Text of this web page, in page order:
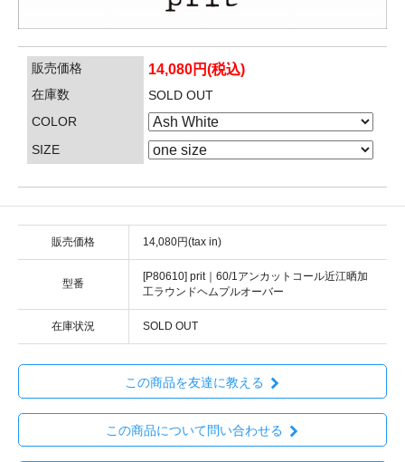
販売価格 14,080円(税込)
在庫数
SOLD OUT
COLOR
SIZE
販売価格 14,080円(tax in)
型番
[P80610] prit｜60/1アンカットコール近江晒加
工ラウンドヘムプルオーバー
在庫状況 SOLD OUT
この商品を友達に教える
この商品について問い合わせる